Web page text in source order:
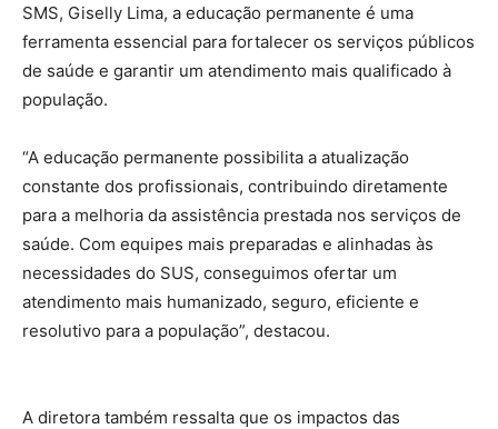
SMS, Giselly Lima, a educação permanente é uma
ferramenta essencial para fortalecer os serviços públicos
de saúde e garantir um atendimento mais qualificado à
população.
“A educação permanente possibilita a atualização
constante dos profissionais, contribuindo diretamente
para a melhoria da assistência prestada nos serviços de
saúde. Com equipes mais preparadas e alinhadas às
necessidades do SUS, conseguimos ofertar um
atendimento mais humanizado, seguro, eficiente e
resolutivo para a população”, destacou.
A diretora também ressalta que os impactos das